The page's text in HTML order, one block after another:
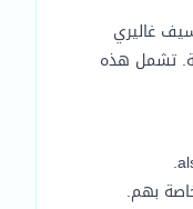
غاليري
تشمل هذه
بهم.